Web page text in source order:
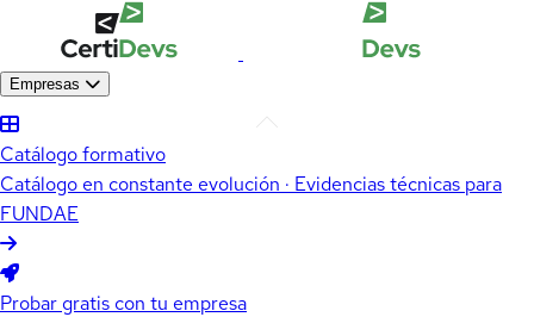
Empresas
Catálogo formativo
Catálogo en constante evolución · Evidencias técnicas para
FUNDAE
Probar gratis con tu empresa